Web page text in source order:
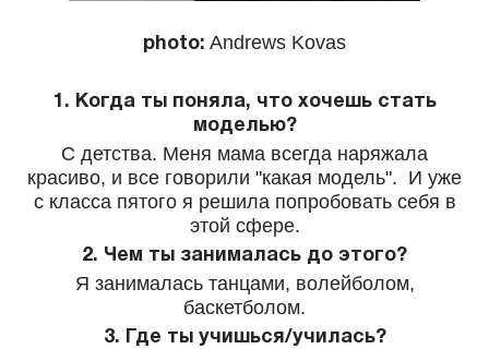
photo: Andrews Kovas
1. Когда ты поняла, что хочешь стать
моделью?
С детства. Меня мама всегда наряжала
красиво, и все говорили "какая модель". И уже
с класса пятого я решила попробовать себя в
этой сфере.
2. Чем ты занималась до этого?
Я занималась танцами, волейболом,
баскетболом.
3. Где ты учишься/училась?